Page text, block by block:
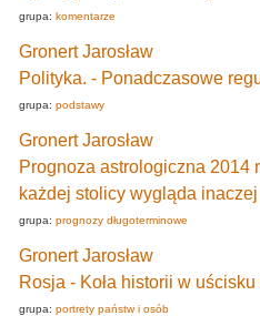
grupa: komentarze
Gronert Jarosław
Polityka. - Ponadczasowe
grupa: podstawy
Gronert Jarosław
Prognoza astrologiczna 2014
każdej stolicy wygląda inaczej
grupa: prognozy długoterminowe
Gronert Jarosław
Rosja - Koła historii w
grupa: portrety państw i osób